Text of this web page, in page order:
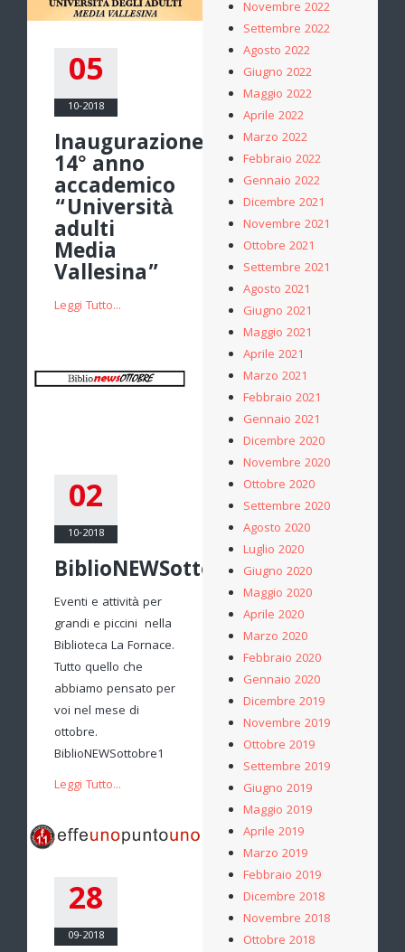
05
10-2018
Inaugurazione
14° anno
accademico
“Università
adulti
Media
Vallesina”
Leggi Tutto...
02
10-2018
BiblioNEWSottobre
Eventi e attività per
grandi e piccini nella
Biblioteca La Fornace.
Tutto quello che
abbiamo pensato per
voi nel mese di
ottobre.
BiblioNEWSottobre1
Leggi Tutto...
28
09-2018
Novembre 2022
Settembre 2022
Agosto 2022
Giugno 2022
Maggio 2022
Aprile 2022
Marzo 2022
Febbraio 2022
Gennaio 2022
Dicembre 2021
Novembre 2021
Ottobre 2021
Settembre 2021
Agosto 2021
Giugno 2021
Maggio 2021
Aprile 2021
Marzo 2021
Febbraio 2021
Gennaio 2021
Dicembre 2020
Novembre 2020
Ottobre 2020
Settembre 2020
Agosto 2020
Luglio 2020
Giugno 2020
Maggio 2020
Aprile 2020
Marzo 2020
Febbraio 2020
Gennaio 2020
Dicembre 2019
Novembre 2019
Ottobre 2019
Settembre 2019
Giugno 2019
Maggio 2019
Aprile 2019
Marzo 2019
Febbraio 2019
Dicembre 2018
Novembre 2018
Ottobre 2018